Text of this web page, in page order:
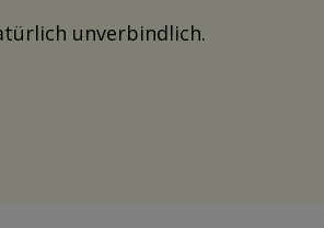
unverbindlich.